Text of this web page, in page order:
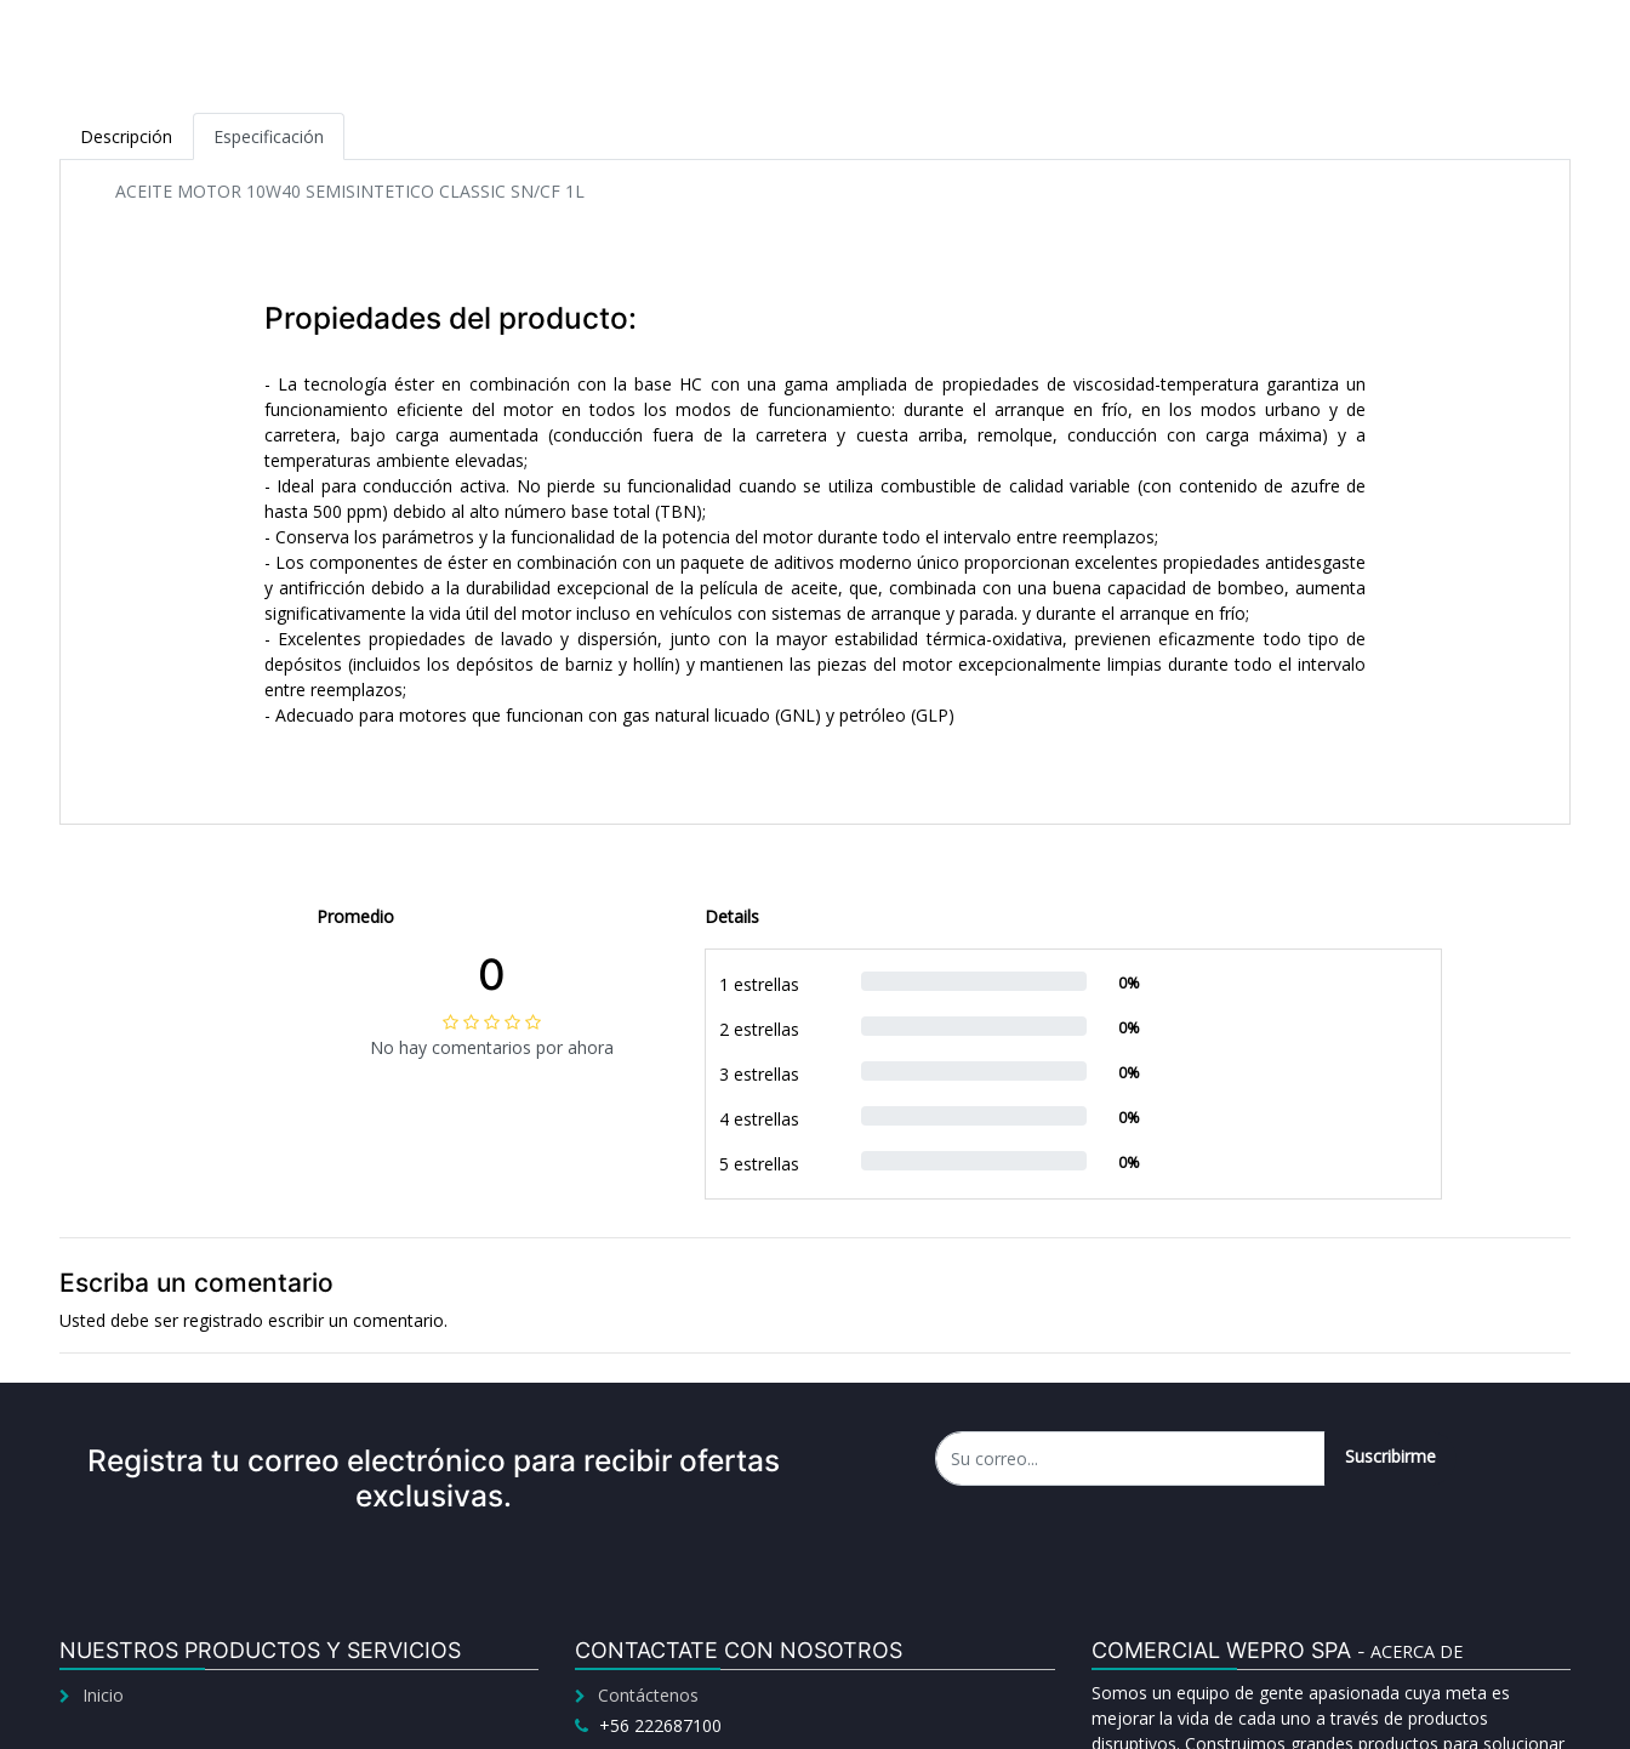
Descripción Especificación
ACEITE MOTOR 10W40 SEMISINTETICO CLASSIC SN/CF 1L
Propiedades del producto:
- La tecnología éster en combinación con la base HC con una gama ampliada de propiedades de viscosidad-temperatura garantiza un
funcionamiento eficiente del motor en todos los modos de funcionamiento: durante el arranque en frío, en los modos urbano y de
carretera, bajo carga aumentada (conducción fuera de la carretera y cuesta arriba, remolque, conducción con carga máxima) y a
temperaturas ambiente elevadas;
- Ideal para conducción activa. No pierde su funcionalidad cuando se utiliza combustible de calidad variable (con contenido de azufre de
hasta 500 ppm) debido al alto número base total (TBN);
- Conserva los parámetros y la funcionalidad de la potencia del motor durante todo el intervalo entre reemplazos;
- Los componentes de éster en combinación con un paquete de aditivos moderno único proporcionan excelentes propiedades antidesgaste
y antifricción debido a la durabilidad excepcional de la película de aceite, que, combinada con una buena capacidad de bombeo, aumenta
significativamente la vida útil del motor incluso en vehículos con sistemas de arranque y parada. y durante el arranque en frío;
- Excelentes propiedades de lavado y dispersión, junto con la mayor estabilidad térmica-oxidativa, previenen eficazmente todo tipo de
depósitos (incluidos los depósitos de barniz y hollín) y mantienen las piezas del motor excepcionalmente limpias durante todo el intervalo
entre reemplazos;
- Adecuado para motores que funcionan con gas natural licuado (GNL) y petróleo (GLP)
Promedio
0
No hay comentarios por ahora
Details
1 estrellas 0%
2 estrellas 0%
3 estrellas 0%
4 estrellas 0%
5 estrellas 0%
Escriba un comentario
Usted debe serregistrado escribir un comentario.
Registra tu correo electrónico para recibir ofertas
exclusivas.
Suscribirme
NUESTROS PRODUCTOS Y SERVICIOS
Inicio
CONTACTATE CON NOSOTROS
Contáctenos
+56 222687100
COMERCIAL WEPRO SPA - ACERCA DE
Somos un equipo de gente apasionada cuya meta es
mejorar la vida de cada uno a través de productos
disruptivos. Construimos grandes productos para solucionar